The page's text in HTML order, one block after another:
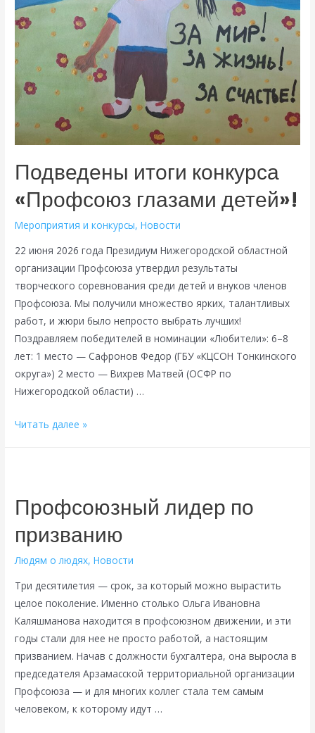
Подведены итоги конкурса
«Профсоюз глазами детей»!
Мероприятия и конкурсы,Новости
22 июня 2026 года Президиум Нижегородской областной
организации Профсоюза утвердил результаты
творческого соревнования среди детей и внуков членов
Профсоюза. Мы получили множество ярких, талантливых
работ, и жюри было непросто выбрать лучших!
Поздравляем победителей в номинации «Любители»: 6–8
лет: 1 место — Сафронов Федор (ГБУ «КЦСОН Тонкинского
округа») 2 место — Вихрев Матвей (ОСФР по
Нижегородской области) …
Подведены
детей»!
Читать далее »
Профсоюзный лидер по
призванию
Людям о людях,Новости
Три десятилетия — срок, за который можно вырастить
целое поколение. Именно столько Ольга Ивановна
Каляшманова находится в профсоюзном движении, и эти
годы стали для нее не просто работой, а настоящим
призванием. Начав с должности бухгалтера, она выросла в
председателя Арзамасской территориальной организации
Профсоюза — и для многих коллег стала тем самым
человеком, к которому идут …